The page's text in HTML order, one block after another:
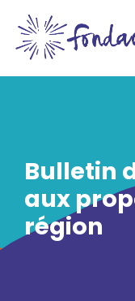
Bulletin
aux
région